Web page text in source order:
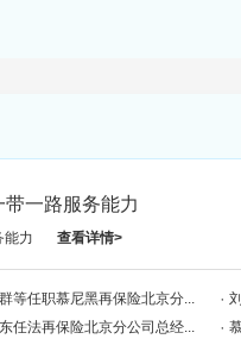
一路服务能力
能力 查看详情>
等任职慕尼黑再保险北京分...
任法再保险北京分公司总经...